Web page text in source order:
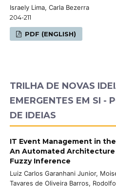
Israely Lima, Carla Bezerra
204-211
PDF (ENGLISH)
TRILHA DE NOVAS
EMERGENTES EM SI -
DE IDEIAS
IT Event Management in
An Automated Architecture
Fuzzy Inference
Luiz Carlos Garanhani Junior,
Tavares de Oliveira Barros,